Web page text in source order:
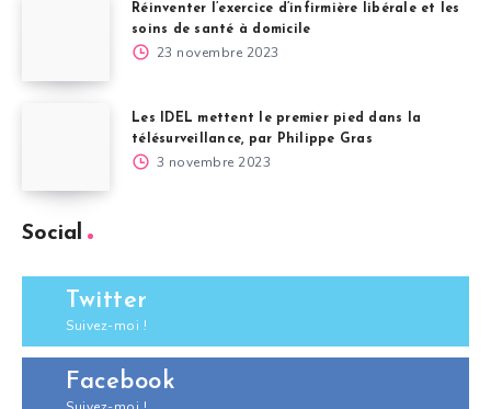
Réinventer l’exercice d’infirmière libérale et les
soins de santé à domicile
23 novembre 2023
Les IDEL mettent le premier pied dans la
télésurveillance, par Philippe Gras
3 novembre 2023
Social
Twitter
Suivez-moi !
Facebook